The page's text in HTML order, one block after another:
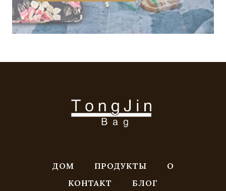
ДОМ ПРОДУКТЫ
О
КОНТАКТ
БЛОГ